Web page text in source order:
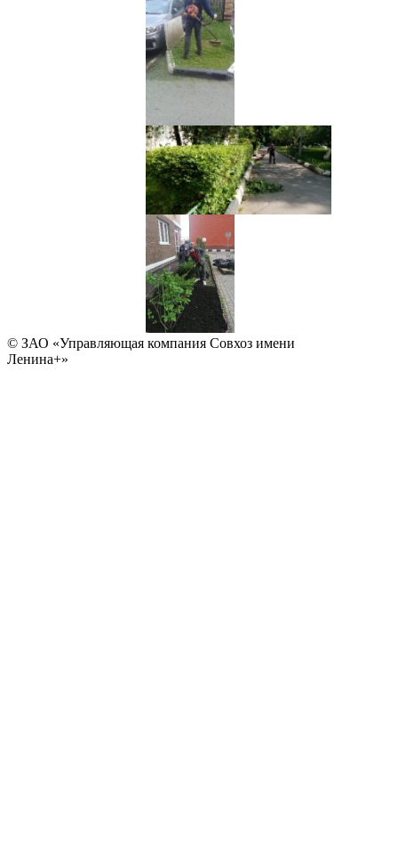
© ЗАО «Управляющая компания Совхоз имени
Ленина+»